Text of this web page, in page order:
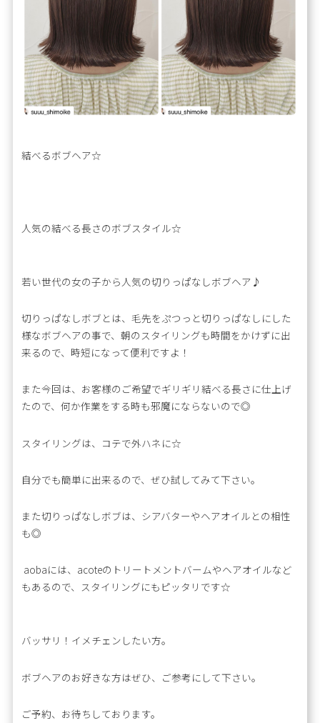
結べるボブヘア☆
人気の結べる長さのボブスタイル☆
若い世代の女の子から人気の切りっぱなしボブヘア♪
切りっぱなしボブとは、毛先をぷつっと切りっぱなしにした
様なボブヘアの事で、朝のスタイリングも時間をかけずに出
来るので、時短になって便利ですよ！
また今回は、お客様のご希望でギリギリ結べる長さに仕上げ
たので、何か作業をする時も邪魔にならないので◎
スタイリングは、コテで外ハネに☆
自分でも簡単に出来るので、ぜひ試してみて下さい。
また切りっぱなしボブは、シアバターやヘアオイルとの相性
も◎
aobaには、acoteのトリートメントバームやヘアオイルなど
もあるので、スタイリングにもピッタリです☆
バッサリ！イメチェンしたい方。
ボブヘアのお好きな方はぜひ、ご参考にして下さい。
ご予約、お待ちしております。